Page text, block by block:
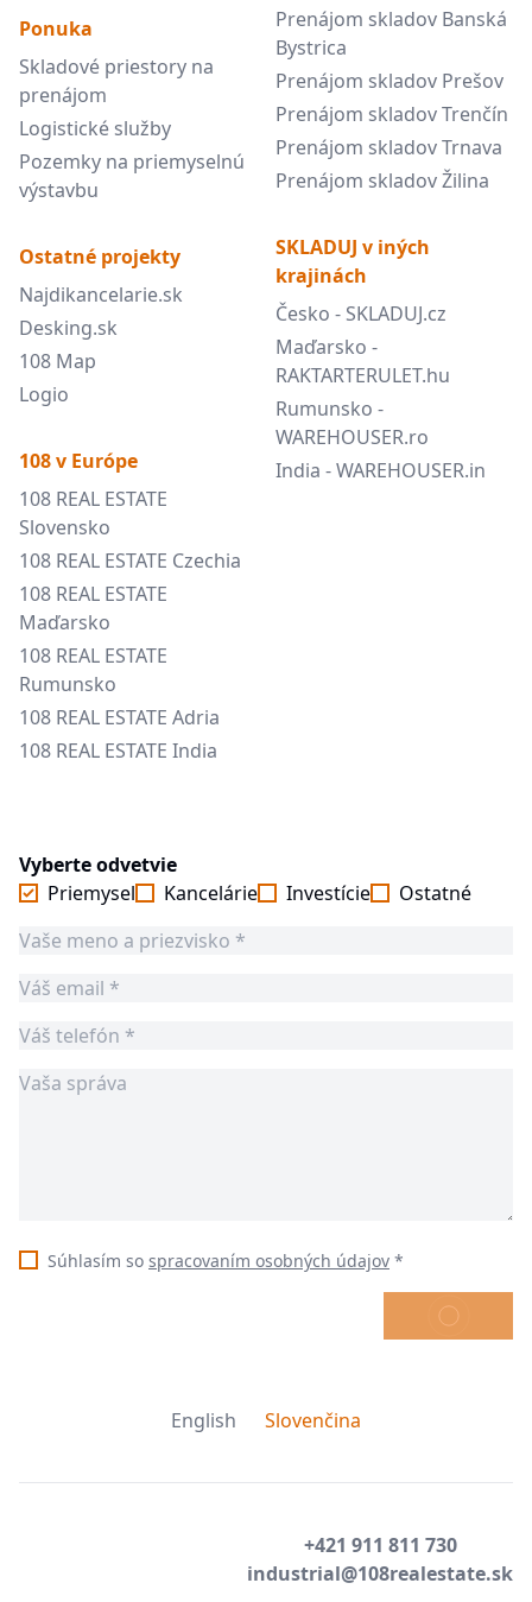
Ponuka
Skladové priestory na
prenájom
Logistické služby
Pozemky na priemyselnú
výstavbu
Ostatné projekty
Najdikancelarie.sk
Desking.sk
108 Map
Logio
108 v Európe
108 REAL ESTATE
Slovensko
108 REAL ESTATE Czechia
108 REAL ESTATE
Maďarsko
108 REAL ESTATE
Rumunsko
108 REAL ESTATE Adria
108 REAL ESTATE India
Prenájom skladov Banská
Bystrica
Prenájom skladov Prešov
Prenájom skladov Trenčín
Prenájom skladov Trnava
Prenájom skladov Žilina
SKLADUJ v iných
krajinách
Česko - SKLADUJ.cz
Maďarsko -
RAKTARTERULET.hu
Rumunsko -
WAREHOUSER.ro
India - WAREHOUSER.in
Vyberte odvetvie
Priemysel
Kancelárie Investície Ostatné
Súhlasím so spracovaním osobných údajov *
ODOSLAŤ
English Slovenčina
+421 911 811 730
industrial@108realestate.sk